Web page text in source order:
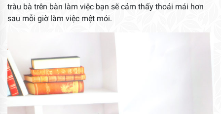
tràu bà trên bàn làm việc bạn sẽ cảm thấy thoải mái hơn
sau mỗi giờ làm việc mệt mỏi.